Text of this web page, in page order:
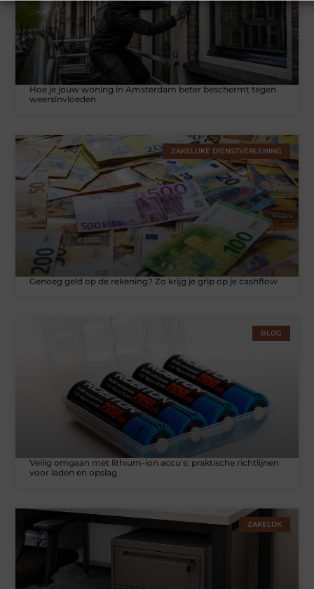
Hoe je jouw woning in Amsterdam beter beschermt tegen
weersinvloeden
ZAKELIJKE DIENSTVERLENING
Genoeg geld op de rekening? Zo krijg je grip op je cashflow
BLOG
Veilig omgaan met lithium-ion accu's: praktische richtlijnen
voor laden en opslag
ZAKELIJK